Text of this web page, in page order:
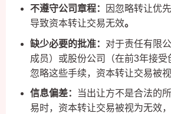
不遵守公司章程：
因忽略转让优
导致资本转让交易无效。
缺少必要的批准： 对于责任有限
成员）或股份公司（在前3年接受
忽略这些手续，资本转让交易被
信息偏差：
当出让方不是合法的
易时，资本转让交易被视为无效